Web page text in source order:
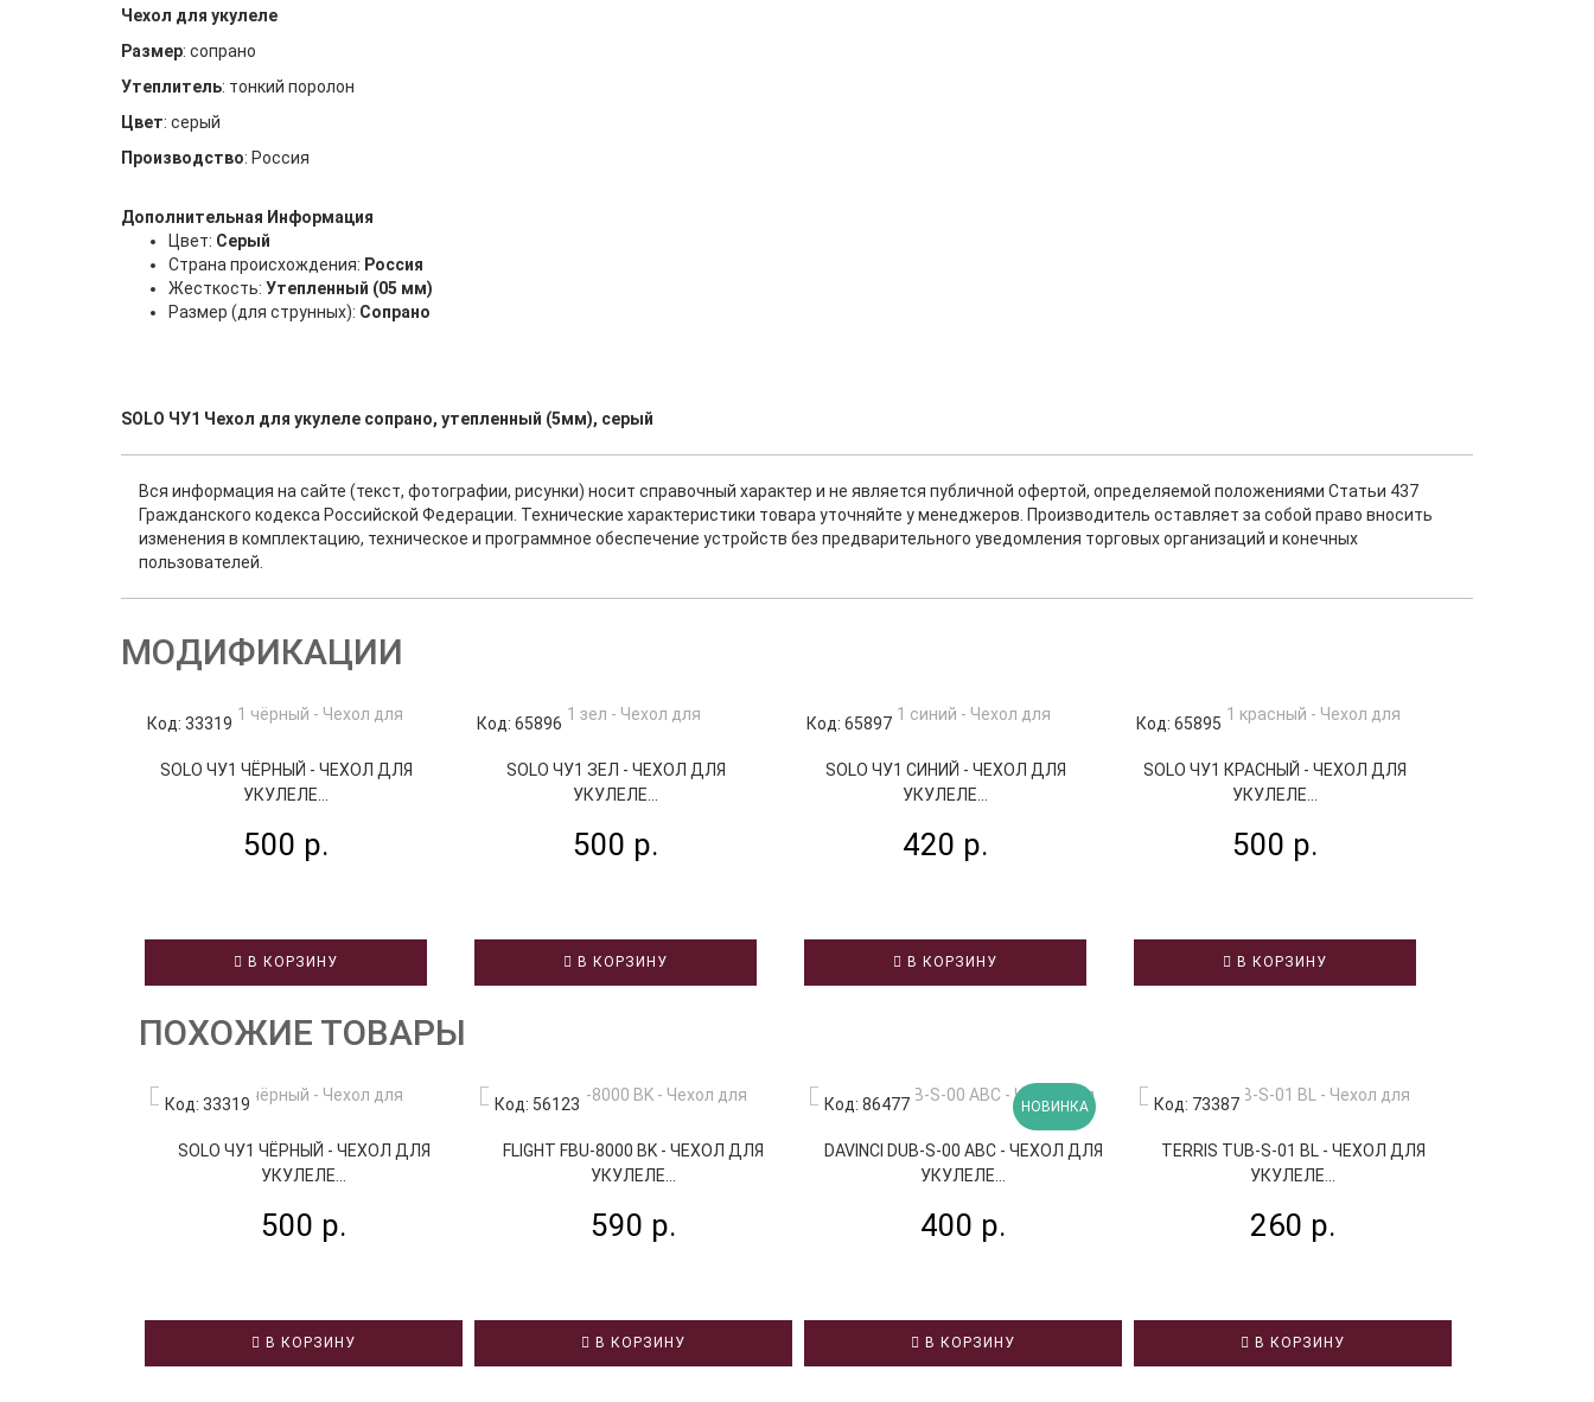
Чехол для укулеле
Размер: сопрано
Утеплитель: тонкий поролон
Цвет: серый
Производство: Россия
Дополнительная Информация
Цвет: Серый
Страна происхождения: Россия
Жесткость: Утепленный (05 мм)
Размер (для струнных): Сопрано
SOLO ЧУ1 Чехол для укулеле сопрано, утепленный (5мм), серый
Вся информация на сайте (текст, фотографии, рисунки) носит справочный характер и не является публичной офертой, определяемой положениями Статьи 437
Гражданского кодекса Российской Федерации. Технические характеристики товара уточняйте у менеджеров. Производитель оставляет за собой право вносить
изменения в комплектацию, техническое и программное обеспечение устройств без предварительного уведомления торговых организаций и конечных
пользователей.
МОДИФИКАЦИИ
Код: 33319
SOLO ЧУ1 ЧЁРНЫЙ - ЧЕХОЛ ДЛЯ
УКУЛЕЛЕ...
500 р.
В КОРЗИНУ
Код: 65896
SOLO ЧУ1 ЗЕЛ - ЧЕХОЛ ДЛЯ
УКУЛЕЛЕ...
500 р.
В КОРЗИНУ
Код: 65897
SOLO ЧУ1 СИНИЙ - ЧЕХОЛ ДЛЯ
УКУЛЕЛЕ...
420 р.
В КОРЗИНУ
Код: 65895
SOLO ЧУ1 КРАСНЫЙ - ЧЕХОЛ ДЛЯ
УКУЛЕЛЕ...
500 р.
В КОРЗИНУ
ПОХОЖИЕ ТОВАРЫ
Код: 33319
SOLO ЧУ1 ЧЁРНЫЙ - ЧЕХОЛ ДЛЯ
УКУЛЕЛЕ...
500 р.
В КОРЗИНУ
Код: 56123
FLIGHT FBU-8000 BK - ЧЕХОЛ ДЛЯ
УКУЛЕЛЕ...
590 р.
В КОРЗИНУ
Код: 86477 НОВИНКА
DAVINCI DUB-S-00 ABC - ЧЕХОЛ ДЛЯ
УКУЛЕЛЕ...
400 р.
В КОРЗИНУ
Код: 73387
TERRIS TUB-S-01 BL - ЧЕХОЛ ДЛЯ
УКУЛЕЛЕ...
260 р.
В КОРЗИНУ